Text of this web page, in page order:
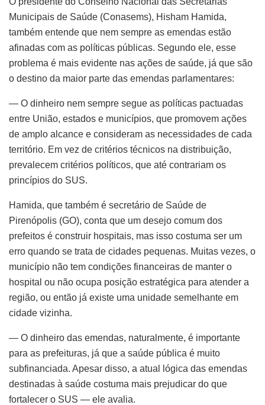
Municipais de Saúde (Conasems), Hisham Hamida,
também entende que nem sempre as emendas estão
afinadas com as políticas públicas. Segundo ele, esse
problema é mais evidente nas ações de saúde, já que são
o destino da maior parte das emendas parlamentares:
— O dinheiro nem sempre segue as políticas pactuadas
entre União, estados e municípios, que promovem ações
de amplo alcance e consideram as necessidades de cada
território. Em vez de critérios técnicos na distribuição,
prevalecem critérios políticos, que até contrariam os
princípios do SUS.
Hamida, que também é secretário de Saúde de
Pirenópolis (GO), conta que um desejo comum dos
prefeitos é construir hospitais, mas isso costuma ser um
erro quando se trata de cidades pequenas. Muitas vezes, o
município não tem condições financeiras de manter o
hospital ou não ocupa posição estratégica para atender a
região, ou então já existe uma unidade semelhante em
cidade vizinha.
— O dinheiro das emendas, naturalmente, é importante
para as prefeituras, já que a saúde pública é muito
subfinanciada. Apesar disso, a atual lógica das emendas
destinadas à saúde costuma mais prejudicar do que
fortalecer o SUS — ele avalia.